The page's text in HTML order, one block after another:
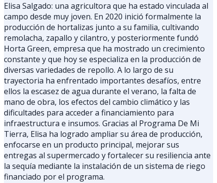
Elisa Salgado: una agricultora que ha estado vinculada al
campo desde muy joven. En 2020 inició formalmente la
producción de hortalizas junto a su familia, cultivando
remolacha, zapallo y cilantro, y posteriormente fundó
Horta Green, empresa que ha mostrado un crecimiento
constante y que hoy se especializa en la producción de
diversas variedades de repollo. A lo largo de su
trayectoria ha enfrentado importantes desafíos, entre
ellos la escasez de agua durante el verano, la falta de
mano de obra, los efectos del cambio climático y las
dificultades para acceder a financiamiento para
infraestructura e insumos. Gracias al Programa De Mi
Tierra, Elisa ha logrado ampliar su área de producción,
enfocarse en un producto principal, mejorar sus
entregas al supermercado y fortalecer su resiliencia ante
la sequía mediante la instalación de un sistema de riego
financiado por el programa.